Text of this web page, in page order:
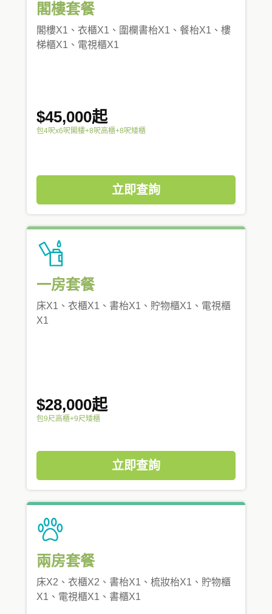
閣樓套餐
閣樓X1、衣櫃X1、圍欄書枱X1、餐枱X1、樓
梯櫃X1、電視櫃X1
$45,000起
包4呎x6呎閣樓+8呎高櫃+8呎矮櫃
立即查詢
一房套餐
床X1、衣櫃X1、書枱X1、貯物櫃X1、電視櫃
X1
$28,000起
包9尺高櫃+9尺矮櫃
立即查詢
兩房套餐
床X2、衣櫃X2、書枱X1、梳妝枱X1、貯物櫃
X1、電視櫃X1、書櫃X1